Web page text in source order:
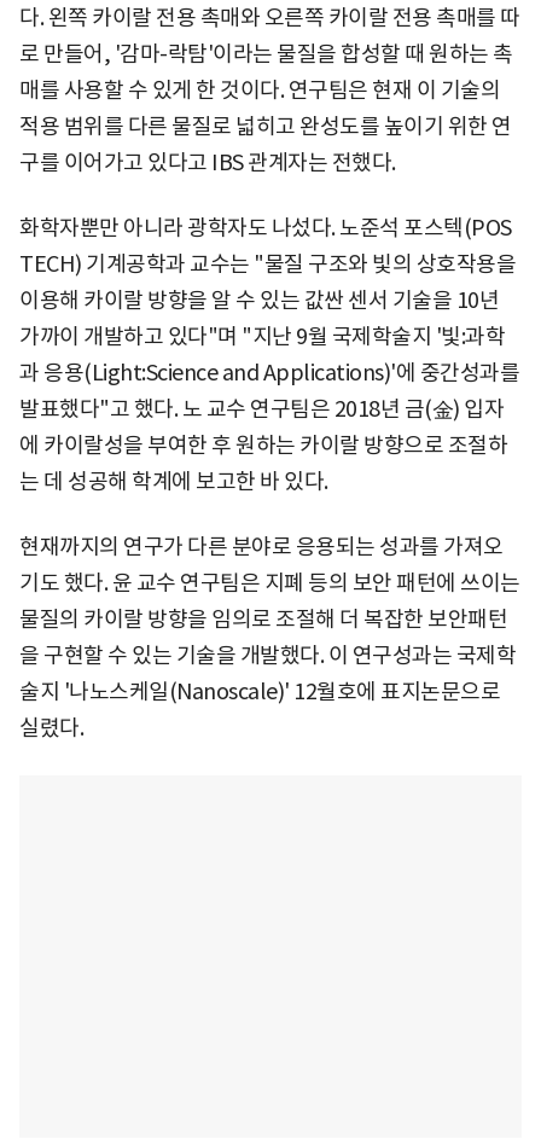
다. 왼쪽 카이랄 전용 촉매와 오른쪽 카이랄 전용 촉매를 따
로 만들어, '감마-락탐'이라는 물질을 합성할 때 원하는 촉
매를 사용할 수 있게 한 것이다. 연구팀은 현재 이 기술의
적용 범위를 다른 물질로 넓히고 완성도를 높이기 위한 연
구를 이어가고 있다고 IBS 관계자는 전했다.
화학자뿐만 아니라 광학자도 나섰다. 노준석 포스텍(POS
TECH) 기계공학과 교수는 "물질 구조와 빛의 상호작용을
이용해 카이랄 방향을 알 수 있는 값싼 센서 기술을 10년
가까이 개발하고 있다"며 "지난 9월 국제학술지 '빛:과학
과 응용(Light:Science and Applications)'에 중간성과를
발표했다"고 했다. 노 교수 연구팀은 2018년 금(金) 입자
에 카이랄성을 부여한 후 원하는 카이랄 방향으로 조절하
는 데 성공해 학계에 보고한 바 있다.
현재까지의 연구가 다른 분야로 응용되는 성과를 가져오
기도 했다. 윤 교수 연구팀은 지폐 등의 보안 패턴에 쓰이는
물질의 카이랄 방향을 임의로 조절해 더 복잡한 보안패턴
을 구현할 수 있는 기술을 개발했다. 이 연구성과는 국제학
술지 '나노스케일(Nanoscale)' 12월호에 표지논문으로
실렸다.